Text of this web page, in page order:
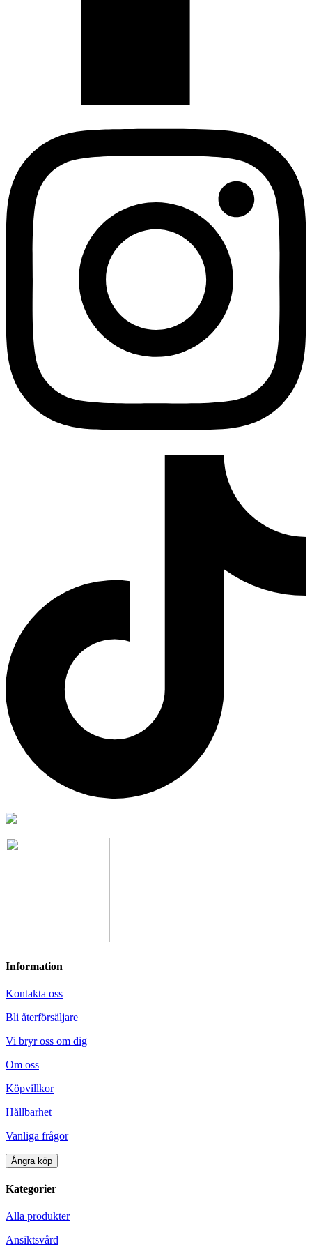
Information
Kontakta oss
Bli återförsäljare
Vi bryr oss om dig
Om oss
Köpvillkor
Hållbarhet
Vanliga frågor
Ångra köp
Kategorier
Alla produkter
Ansiktsvård